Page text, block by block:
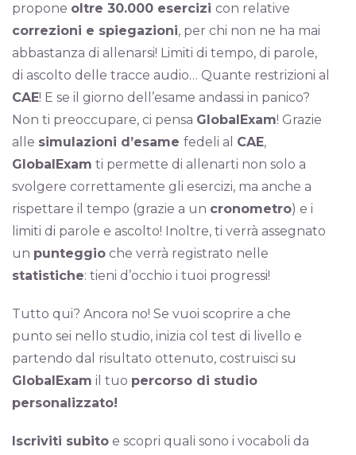
propone oltre 30.000 esercizi con relative
correzioni e spiegazioni, per chi non ne ha mai
abbastanza di allenarsi! Limiti di tempo, di parole,
di ascolto delle tracce audio… Quante restrizioni al
CAE! E se il giorno dell’esame andassi in panico?
Non ti preoccupare, ci pensa GlobalExam! Grazie
alle simulazioni d’esame fedeli al CAE,
GlobalExam ti permette di allenarti non solo a
svolgere correttamente gli esercizi, ma anche a
rispettare il tempo (grazie a un cronometro) e i
limiti di parole e ascolto! Inoltre, ti verrà assegnato
un punteggioche verrà registrato nelle
statistiche: tieni d’occhio i tuoi progressi!
Tutto qui? Ancora no! Se vuoi scoprire a che
punto sei nello studio, inizia col test di livello e
partendo dal risultato ottenuto, costruisci su
GlobalExam il tuo percorso di studio
personalizzato!
Iscriviti subitoe scopri quali sono i vocaboli da